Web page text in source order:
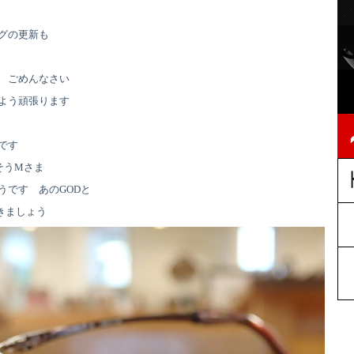
の更新も
ごめんなさい
う頑張ります
す
Mさま
です あのGODと
しょう